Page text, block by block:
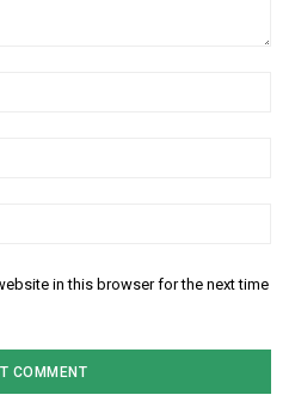
in this browser for the next time